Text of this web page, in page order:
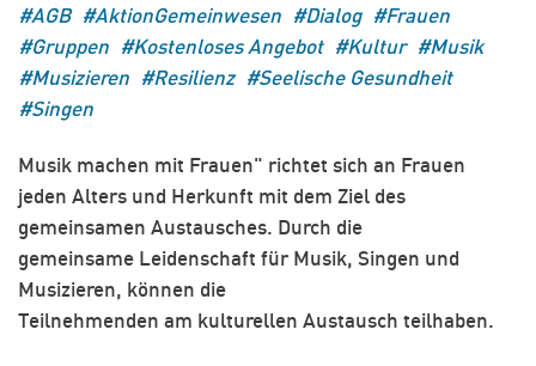
AGB AktionGemeinwesen Dialog
Frauen
Gruppen
Kostenloses Angebot Kultur
Musik
Musizieren
Resilienz
Seelische Gesundheit
Singen
Musik machen mit Frauen" richtet sich an Frauen
jeden Alters und Herkunft mit dem Ziel des
gemeinsamen Austausches. Durch die
gemeinsame Leidenschaft für Musik, Singen und
Musizieren, können die
Teilnehmenden am kulturellen Austausch teilhaben.